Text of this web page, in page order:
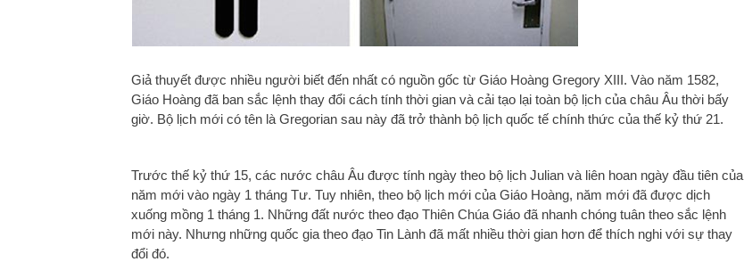
Giả thuyết được nhiều người biết đến nhất có nguồn gốc từ Giáo Hoàng Gregory XIII. Vào năm 1582,
Giáo Hoàng đã ban sắc lệnh thay đổi cách tính thời gian và cải tạo lại toàn bộ lịch của châu Âu thời bấy
giờ. Bộ lịch mới có tên là Gregorian sau này đã trở thành bộ lịch quốc tế chính thức của thế kỷ thứ 21.
Trước thế kỷ thứ 15, các nước châu Âu được tính ngày theo bộ lịch Julian và liên hoan ngày đầu tiên của
năm mới vào ngày 1 tháng Tư. Tuy nhiên, theo bộ lịch mới của Giáo Hoàng, năm mới đã được dịch
xuống mồng 1 tháng 1. Những đất nước theo đạo Thiên Chúa Giáo đã nhanh chóng tuân theo sắc lệnh
mới này. Nhưng những quốc gia theo đạo Tin Lành đã mất nhiều thời gian hơn để thích nghi với sự thay
đổi đó.